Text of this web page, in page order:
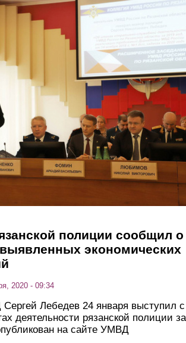
полиции сообщил о
экономических
2020 - 09:34
Лебедев 24 января выступил с
деятельности рязанской полиции за
на сайте УМВД